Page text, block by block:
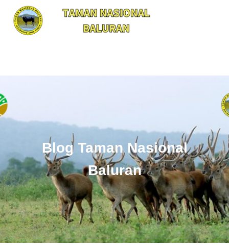
Blog Taman Nasional
Baluran